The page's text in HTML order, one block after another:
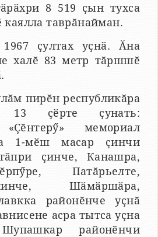
8 519 ҫын тухса
каялла таврӑнайман.
ҫултах уҫнӑ. Ӑна
халӗ 83 метр тӑршшӗ
пирӗн республикӑра
13 ҫӗрте ҫунать:
мемориал
1-мӗш масар ҫинчи
ҫинче, Канашра,
Патӑрьелте,
Шӑмӑршӑра,
районӗнче уҫнӑ
асра тытса уҫна
районӗнчи